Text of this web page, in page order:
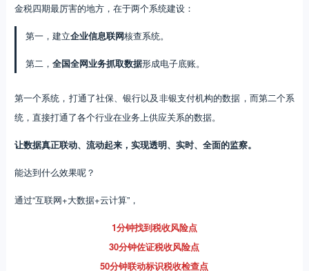
金税四期最厉害的地方，在于两个系统建设：
第一，建立企业信息联网核查系统。
第二，全国全网业务抓取数据形成电子底账。
第一个系统，打通了社保、银行以及非银支付机构的数据，而第二个系
统，直接打通了各个行业在业务上供应关系的数据。
让数据真正联动、流动起来，实现透明、实时、全面的监察。
能达到什么效果呢？
通过“互联网+大数据+云计算”，
1分钟找到税收风险点
30分钟佐证税收风险点
50分钟联动标识税收检查点